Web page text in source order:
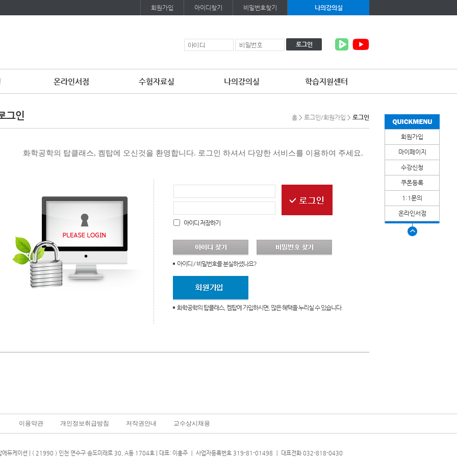
회원가입 아이디찾기 비밀번호찾기 나의강의실
로그인
온라인서점 수험자료실 나의강의실 학습지원센터
회원가입
마이페이지
수강신청
쿠폰등록
1:1문의
온라인서점
그인 홈 > 로그인/회원가입 > 로그인
화학공학의 탑클래스, 켐탑에 오신것을 환영합니다. 로그인 하셔서 다양한 서비스를 이용하여 주세요.
아이디 저장하기
아이디 / 비밀번호를 분실하셨나요?
화학공학의 탑클래스, 켐탑에 가입하시면, 많은 혜택을 누리실 수 있습니다.
이용약관 개인정보취급방침 저작권안내 교수상시채용
에듀케이션 | ( 21990 ) 인천 연수구 송도미래로 30, A동 1704호 | 대표: 이홍주 ㅣ 사업자등록번호 319-81-01498 ㅣ 대표전화 032-818-0430